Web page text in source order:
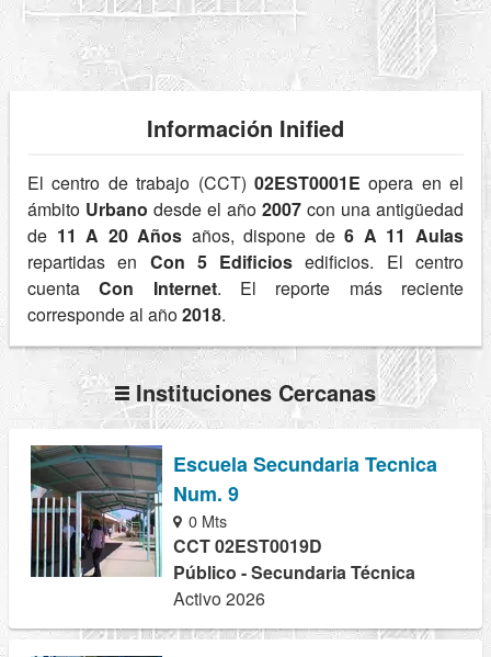
Información Inified
El centro de trabajo (CCT) 02EST0001E opera en el
ámbito Urbano desde el año 2007 con una antigüedad
de 11 A 20 Años años, dispone de6 A 11 Aulas
repartidas en Con 5 Edificios edificios. El centro
cuentaCon Internet. El reporte más reciente
corresponde al año2018.
Instituciones Cercanas
Escuela Secundaria Tecnica
Num. 9
0 Mts
CCT 02EST0019D
Público - Secundaria Técnica
Activo 2026